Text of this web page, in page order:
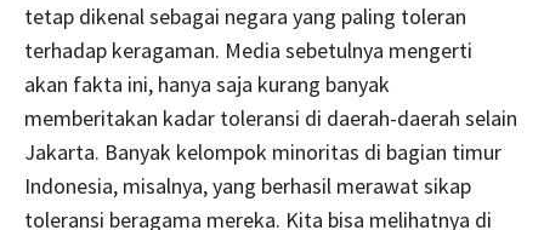
tetap dikenal sebagai negara yang paling toleran
terhadap keragaman. Media sebetulnya mengerti
akan fakta ini, hanya saja kurang banyak
memberitakan kadar toleransi di daerah-daerah selain
Jakarta. Banyak kelompok minoritas di bagian timur
Indonesia, misalnya, yang berhasil merawat sikap
toleransi beragama mereka. Kita bisa melihatnya di